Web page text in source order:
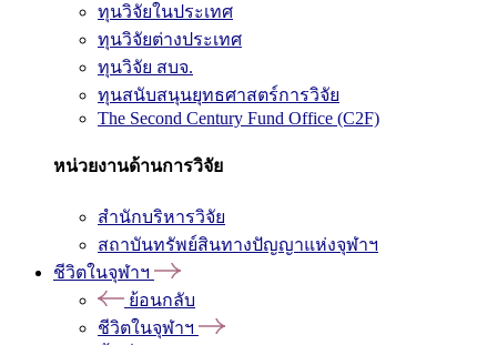
ทุนวิจัยในประเทศ
ทุนวิจัยต่างประเทศ
ทุนวิจัย สบจ.
ทุนสนับสนุนยุทธศาสตร์การวิจัย
The Second Century Fund Office (C2F)
หน่วยงานด้านการวิจัย
สำนักบริหารวิจัย
สถาบันทรัพย์สินทางปัญญาแห่งจุฬาฯ
ชีวิตในจุฬาฯ
ย้อนกลับ
ชีวิตในจุฬาฯ